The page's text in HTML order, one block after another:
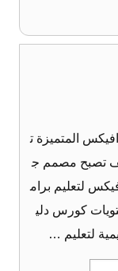
المتميزة ت
كيف تصبح مصمم ج
لتعليم برام
كورس دلي